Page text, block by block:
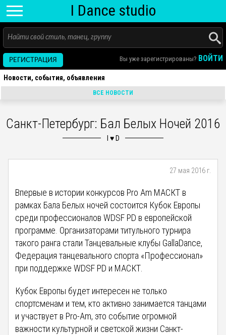
I Dance studio
Вы уже зарегистрированы? ВОЙТИ
РЕГИСТРАЦИЯ
Новости, события, объявления
ВСЕ НОВОСТИ
Санкт-Петербург: Бал Белых Ночей 2016
27 мая 2016 г.
Впервые в истории конкурсов Pro Am МАСКТ в
рамках Бала Белых ночей состоится Кубок Европы
среди профессионалов WDSF PD в европейской
программе. Организаторами титульного турнира
такого ранга стали Танцевальные клубы GallaDance,
Федерация танцевального спорта «Профессионал»
при поддержке WDSF PD и МАСКТ.
Кубок Европы будет интересен не только
спортсменам и тем, кто активно занимается танцами
и участвует в Pro-Am, это событие огромной
важности культурной и светской жизни Санкт-